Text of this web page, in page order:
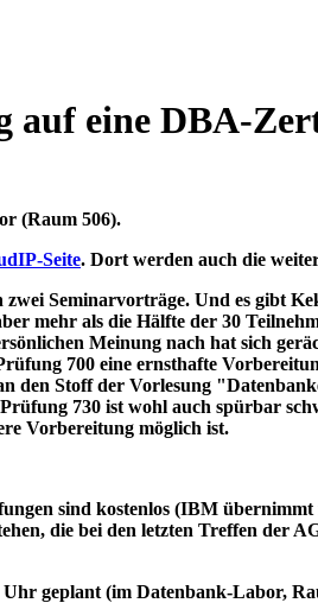
auf eine DBA-
(Raum 506).
Seite. Dort werden auch die
Seminarvorträge. Und es gibt
mehr als die Hälfte der 30
Meinung nach hat sich
700 eine ernsthafte
den Stoff der Vorlesung
730 ist wohl auch spürbar
Vorbereitung möglich ist.
sind kostenlos (IBM
die bei den letzten Treffen der
geplant (im Datenbank-Labor,